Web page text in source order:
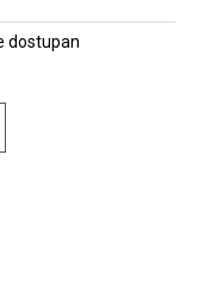
dostupan